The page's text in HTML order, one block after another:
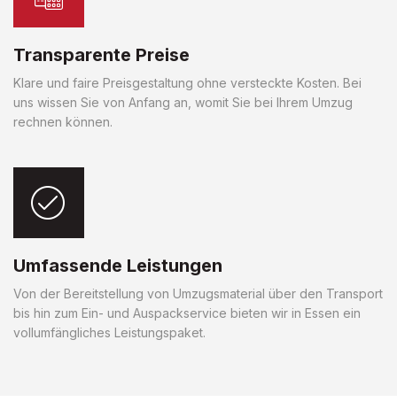
Transparente Preise
Klare und faire Preisgestaltung ohne versteckte Kosten. Bei
uns wissen Sie von Anfang an, womit Sie bei Ihrem Umzug
rechnen können.
Umfassende Leistungen
Von der Bereitstellung von Umzugsmaterial über den Transport
bis hin zum Ein- und Auspackservice bieten wir in Essen ein
vollumfängliches Leistungspaket.